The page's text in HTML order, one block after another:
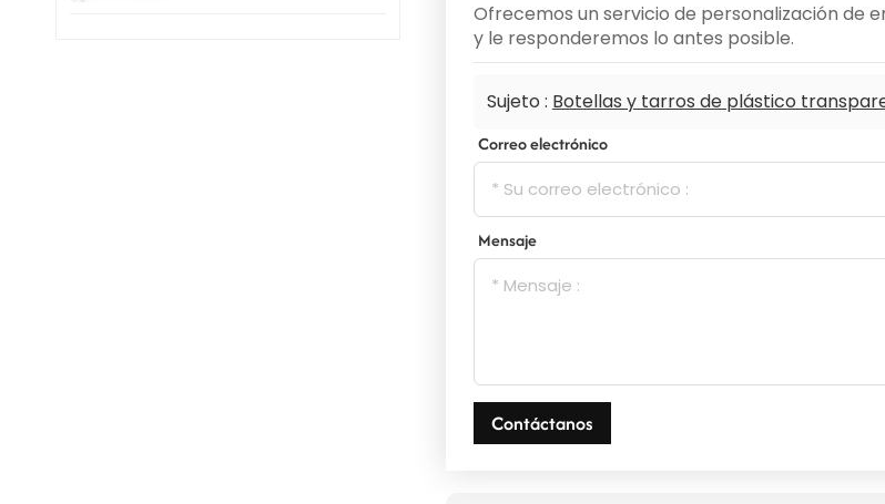
Ofrecemos un servicio de personalización de
y le responderemos lo antes posible.
Sujeto : Botellas y tarros de plástico
Correo electrónico
Mensaje
Contáctanos